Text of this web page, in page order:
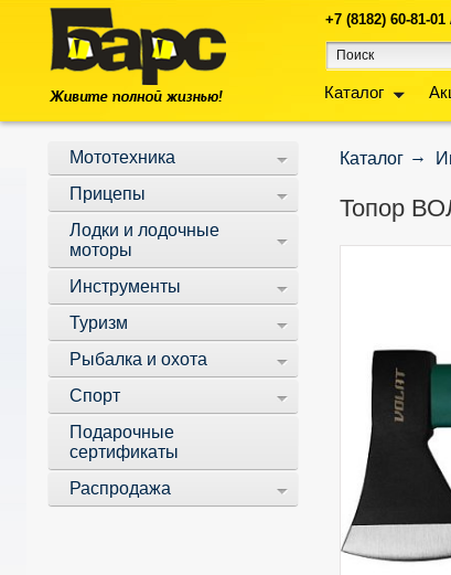
+7 (8182) 60-81-01
Каталог
Мототехника
Прицепы
Лодки и лодочные
моторы
Инструменты
Туризм
Рыбалка и охота
Спорт
Подарочные
сертификаты
Распродажа
Каталог
Топор